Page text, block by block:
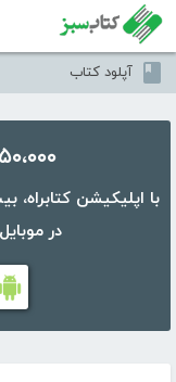
آپلود کتاب
۵۰،۰۰۰ کتاب در موبایل شما
در